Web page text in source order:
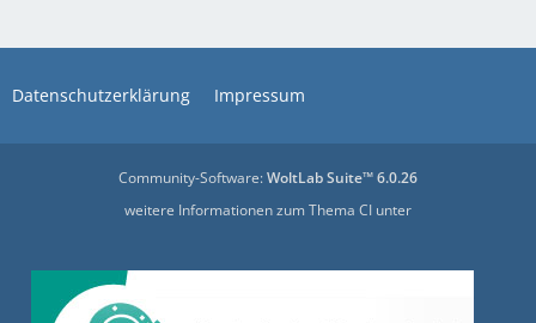
Datenschutzerklärung Impressum
Community-Software:WoltLab Suite™ 6.0.26
weitere Informationen zum Thema CI unter